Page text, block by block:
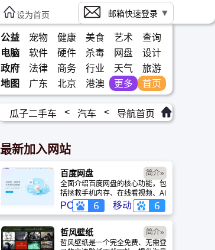
设为首页 邮箱快速登录
公益 宠物 健康 美食 艺术
查询
电脑
软件 硬件 杀毒 网盘
设计
政府
法律 商务 行业 天气
旅游
地图
广东 北京 港澳 更多 首页
瓜子二手车 < 汽车 < 导航首页
最新加入网站
百度网盘
全面介绍百度网盘的核心功能，包
括拯救手机内存、在线看视频、AI
智能做笔记与总结长文。详细解答
数据安全性及服务器备份机制，带
你了解GenFlow AI智能体如何帮
你高效办公与学习。
PC 移动
简介»
哲风壁纸
哲风壁纸是一个完全免费、无需登
简介»